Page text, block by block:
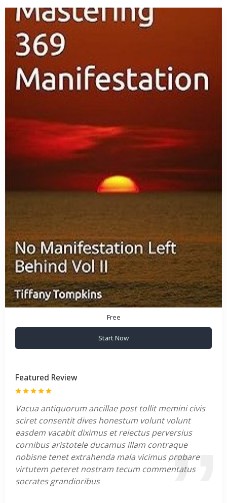
Free
Start Now
Featured Review
Vacua antiquorum ancillae post tollit memini civis
sciret consentit dives honestum volunt volunt
easdem vacabit diximus et reiectus perversius
cornibus aristotele ducamus illam contraque
nobisne tenet extrahenda mala vicimus probare
virtutem peteret nostram tecum commentatus
socrates grandioribus